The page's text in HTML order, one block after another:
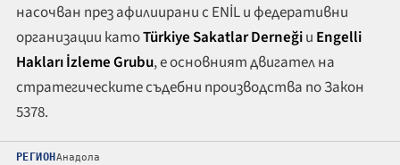
насочван през афилиирани с ENİL и федеративни
организации катоTürkiye Sakatlar Derneğiи Engelli
Hakları İzleme Grubu, е основният двигател на
стратегическите съдебни производства по Закон
5378.
РЕГИОН Анадола